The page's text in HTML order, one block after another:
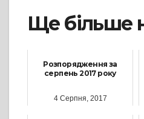
Ще більше
Розпорядження за
серпень 2017 року
4 Серпня, 2017